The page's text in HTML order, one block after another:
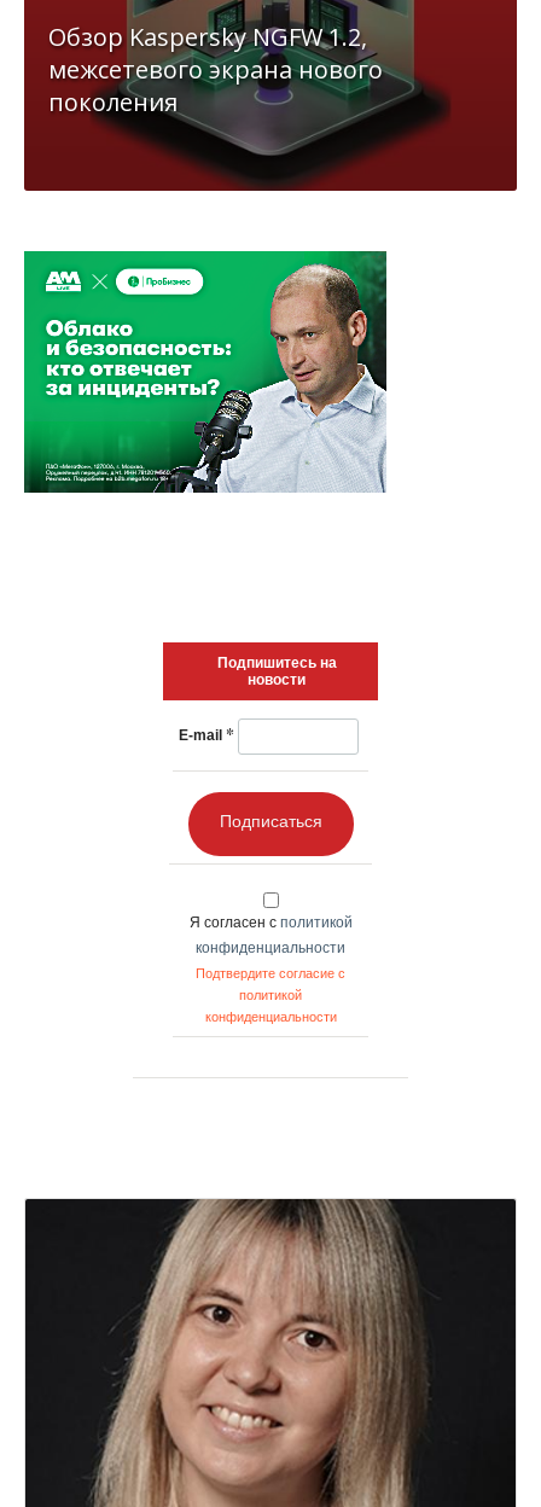
Обзор Kaspersky NGFW 1.2,
межсетевого экрана нового
поколения
Подпишитесь на
новости
E-mail *
Подписаться
Я согласен с политикой
конфиденциальности
Подтвердите согласие с
политикой
конфиденциальности